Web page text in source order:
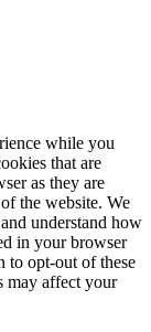
while you
that are
as they are
the website. We
understand how
in your browser
to opt-out of these
may affect your